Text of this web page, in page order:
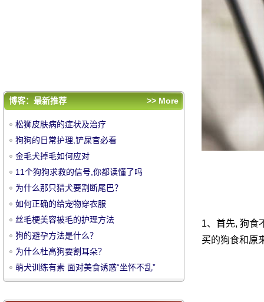
中
华
1、首先, 狗食
买的狗食和原
评论排行
狗狗的日常护理,铲屎官必看
11个狗狗求救的信号,你都读懂了吗
为什么那只猎犬要割断尾巴？
如何正确的给宠物穿衣服
丝毛梗美容被毛的护理方法
狗的避孕方法是什么？
为什么杜高狗要割耳朵？
萌犬训练有素 面对美食诱惑“坐怀不乱”
博客：最新推荐 >> More
松狮皮肤病的症状及治疗
狗狗的日常护理,铲屎官必看
金毛犬掉毛如何应对
11个狗狗求救的信号,你都读懂了吗
为什么那只猎犬要割断尾巴？
如何正确的给宠物穿衣服
丝毛梗美容被毛的护理方法
狗的避孕方法是什么？
为什么杜高狗要割耳朵？
萌犬训练有素 面对美食诱惑“坐怀不乱”